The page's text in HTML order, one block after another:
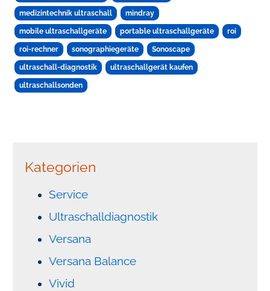
medizintechnik ultraschall mindray
mobile ultraschallgeräte portable ultraschallgeräte roi
roi-rechner sonographiegeräte Sonoscape
ultraschall-diagnostik ultraschallgerät kaufen
ultraschallsonden
Kategorien
Service
Ultraschalldiagnostik
Versana
Versana Balance
Vivid